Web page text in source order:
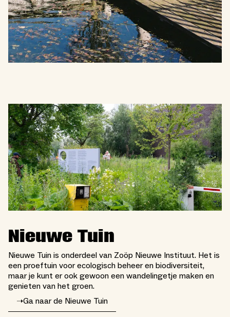
Nieuwe Tuin
Nieuwe Tuin is onderdeel van Zoöp Nieuwe Instituut. Het is
een proeftuin voor ecologisch beheer en biodiversiteit,
maar je kunt er ook gewoon een wandelingetje maken en
genieten van het groen.
➝Ga naar de Nieuwe Tuin